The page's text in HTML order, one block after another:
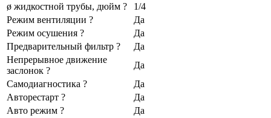
ø жидкостной трубы, дюйм ?
1/4
Режим вентиляции ?
Да
Режим осушения ?
Да
Предварительный фильтр ?
Да
Непрерывное движение
заслонок ?
Да
Самодиагностика ?
Да
Авторестарт ?
Да
Авто режим ?
Да